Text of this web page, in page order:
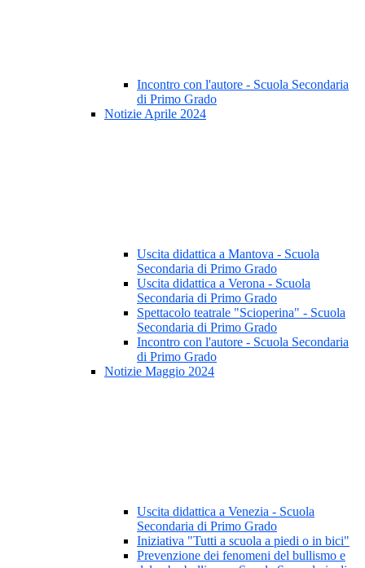
Incontro con l'autore - Scuola Secondaria
di Primo Grado
Notizie Aprile 2024
Uscita didattica a Mantova - Scuola
Secondaria di Primo Grado
Uscita didattica a Verona - Scuola
Secondaria di Primo Grado
Spettacolo teatrale "Scioperina" - Scuola
Secondaria di Primo Grado
Incontro con l'autore - Scuola Secondaria
di Primo Grado
Notizie Maggio 2024
Uscita didattica a Venezia - Scuola
Secondaria di Primo Grado
Iniziativa "Tutti a scuola a piedi o in bici"
Prevenzione dei fenomeni del bullismo e